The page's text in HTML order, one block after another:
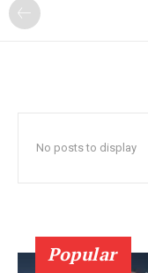
No posts to display
Popular